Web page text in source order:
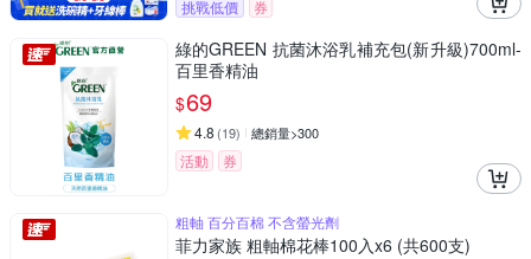
挑戰低價 券
綠的GREEN 抗菌沐浴乳補充包(新升級)700ml-
百里香精油
$69
4.8 (19) 總銷量>300
活動 券
粗軸 百分百棉 不含螢光劑
菲力家族 粗軸棉花棒100入x6 (共600支)